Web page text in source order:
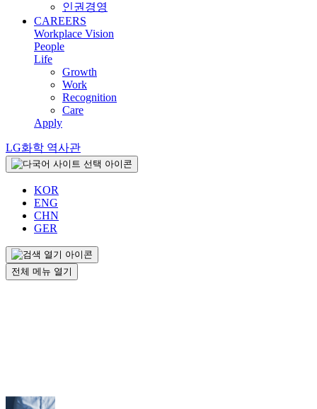
인권경영
CAREERS
Workplace Vision
People
Life
Growth
Work
Recognition
Care
Apply
LG화학 역사관
KOR
ENG
CHN
GER
전체 메뉴 열기